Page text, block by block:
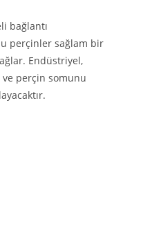
bağlantı
perçinler sağlam bir
Endüstriyel,
perçin somunu